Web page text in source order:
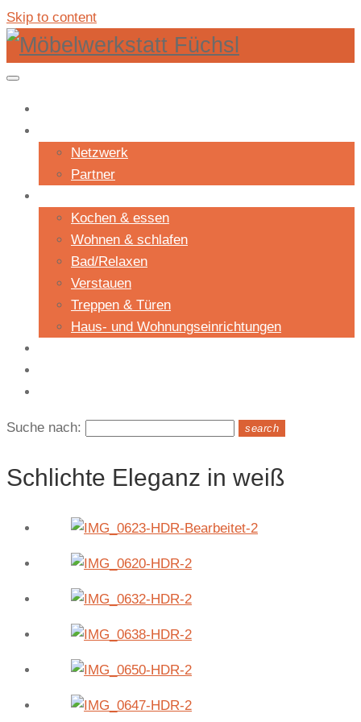
Skip to content
Netzwerk
Partner
Kochen & essen
Wohnen & schlafen
Bad/Relaxen
Verstauen
Treppen & Türen
Haus- und Wohnungseinrichtungen
Suche nach: search
Schlichte Eleganz in weiß